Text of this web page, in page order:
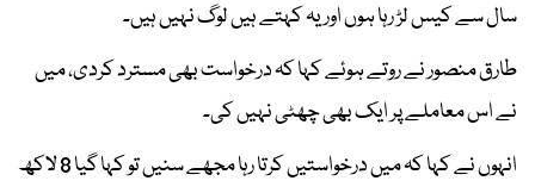
سال سے کیس لڑ رہا ہوں اور یہ کہتے ہیں لوگ نہیں ہیں۔
طارق منصور نے روتے ہوئے کہا کہ درخواست بھی مسترد کردی، میں
نے اس معاملے پر ایک بھی چھٹی نہیں کی۔
انہوں نے کہا کہ میں درخواستیں کرتا رہا مجھے سنیں تو کہا گیا 8 لاکھ